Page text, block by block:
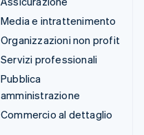
Media e intrattenimento
Organizzazioni non profit
Servizi professionali
Pubblica
amministrazione
Commercio al dettaglio